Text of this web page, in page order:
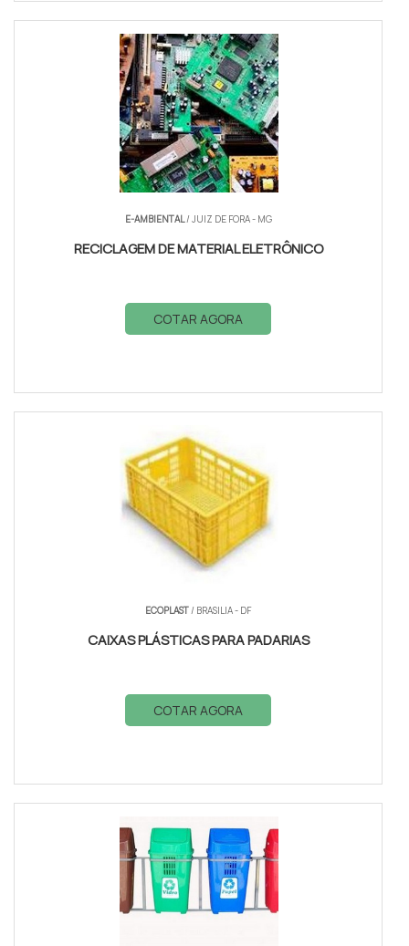
E-AMBIENTAL/ JUIZ DE FORA - MG
RECICLAGEM DE MATERIAL ELETRÔNICO
COTAR AGORA
ECOPLAST / BRASILIA - DF
CAIXAS PLÁSTICAS PARA PADARIAS
COTAR AGORA